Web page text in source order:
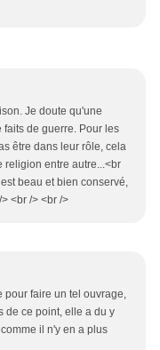
Je doute qu'une
de guerre. Pour les
être dans leur rôle, cela
religion entre autre...<br
beau et bien conservé,
<br /> <br />
pour faire un tel ouvrage,
de ce point, elle a du y
il n'y en a plus